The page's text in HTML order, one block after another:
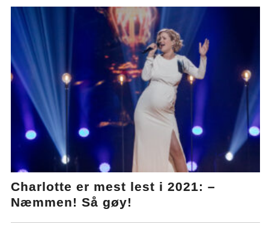
Charlotte er mest lest i 2021: –
Næmmen! Så gøy!